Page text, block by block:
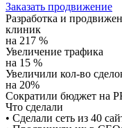
Заказать продвижение
Разработка и
клиник
на 217 %
Увеличение трафика
на 15 %
Увеличили кол-во
на 20%
Сократили бюджет на
Что сделали
• Сделали сеть из 40